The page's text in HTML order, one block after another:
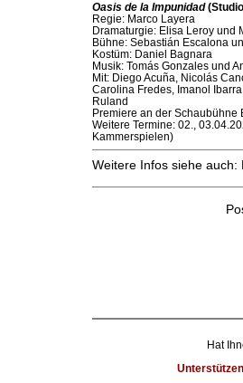
Oasis de la Impunidad
Regie: Marco Layera
Dramaturgie: Elisa Leroy und
Bühne: Sebastián Escalona
Kostüm: Daniel Bagnara
Musik: Tomás Gonzales und
Mit: Diego Acuña, Nicolás
Carolina Fredes, Imanol
Ruland
Premiere an der Schaubühne
Weitere Termine: 02.,
Kammerspielen)
Weitere Infos siehe auch:
Hat